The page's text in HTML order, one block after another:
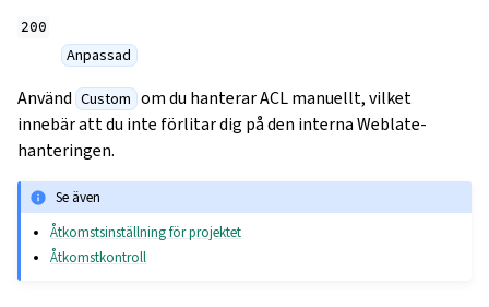
200
Anpassad
Använd Custom om du hanterar ACL manuellt, vilket
innebär att du inte förlitar dig på den interna Weblate-
hanteringen.
Se även
Åtkomstsinställning för projektet
Åtkomstkontroll